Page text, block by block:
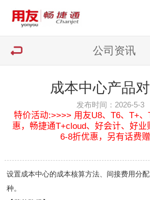
公司资讯
成本中心产品
发布时间：2026-5-3
特价活动:>>>> 用友U8、T6、T+
惠，畅捷通T+cloud、好会计、好
6-8折优惠，另有话费赠
设置成本中心的成本核算方法、间接费用分
种。